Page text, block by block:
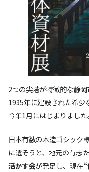
2つの尖塔が特徴的な静
1935年に建設された希少
今年1月にはじまりました。
日本有数の木造ゴシック
に遺そうと、地元の有志
活かす会が発足し、現在